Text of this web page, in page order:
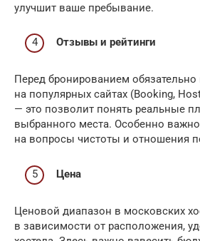
улучшит ваше пребывание.
Отзывы и рейтинги
Перед бронированием
на популярных сайтах (Booking,
— это позволит понять реальные
выбранного места. Особенно
на вопросы чистоты и отношения
Цена
Ценовой диапазон в московских
в зависимости от расположения,